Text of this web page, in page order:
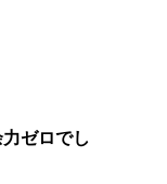
ゼロでし